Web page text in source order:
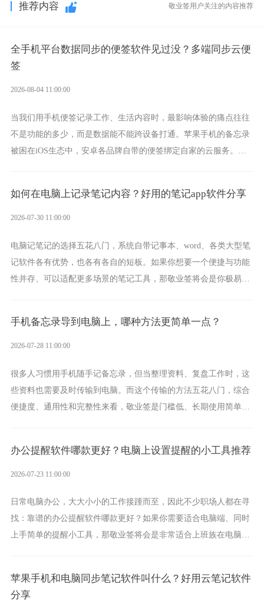
推荐内容 敬业签用户关注的内容推荐
全手机平台数据同步的便签软件见过没？多端同步云便
签
2026-08-04 11:00:00
当我们用手机便签记录工作、生活内容时，最影响体验的痛点往往
不是功能的多少，而是数据能不能跨设备打通。苹果手机的备忘录
被困在iOS生态中，安卓各品牌自带的便签绑定自家的云服务。而
如何在电脑上记录笔记内容？好用的笔记app软件分享
2026-07-30 11:00:00
电脑记笔记的选择五花八门，系统自带记事本、word、各类大型笔
记软件各有优势，也各有各自的短板。如果你想要一个便捷与功能
性并存、可以适配更多场景的笔记工具，那敬业签将会是你极易上
手机备忘录导到电脑上，哪种方法更简单一点？
2026-07-28 11:00:00
很多人习惯用手机随手记备忘录，但当整理资料、复盘工作时，这
些资料也需要及时传输到电脑。而这个传输的方法五花八门，综合
便捷度、通用性和完整性来看，敬业签是门槛低、长期使用简单的
办公提醒软件哪款更好？电脑上设置提醒的小工具推荐
2026-07-23 11:00:00
日常电脑办公，大大小小的工作接踵而至，因此不少职场人都在寻
找：靠谱的办公提醒软件哪款更好？如果你需要适合电脑端、同时
上手简单的提醒小工具，那敬业签将会是非常适合上班族在电脑上
苹果手机和电脑同步笔记软件叫什么？好用云笔记软件
分享